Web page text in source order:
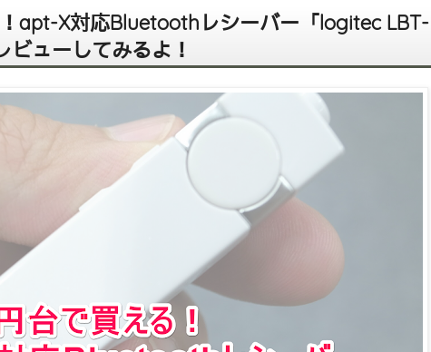
apt-X対応Bluetoothレシーバー「logitec LBT-
ビューしてみるよ！